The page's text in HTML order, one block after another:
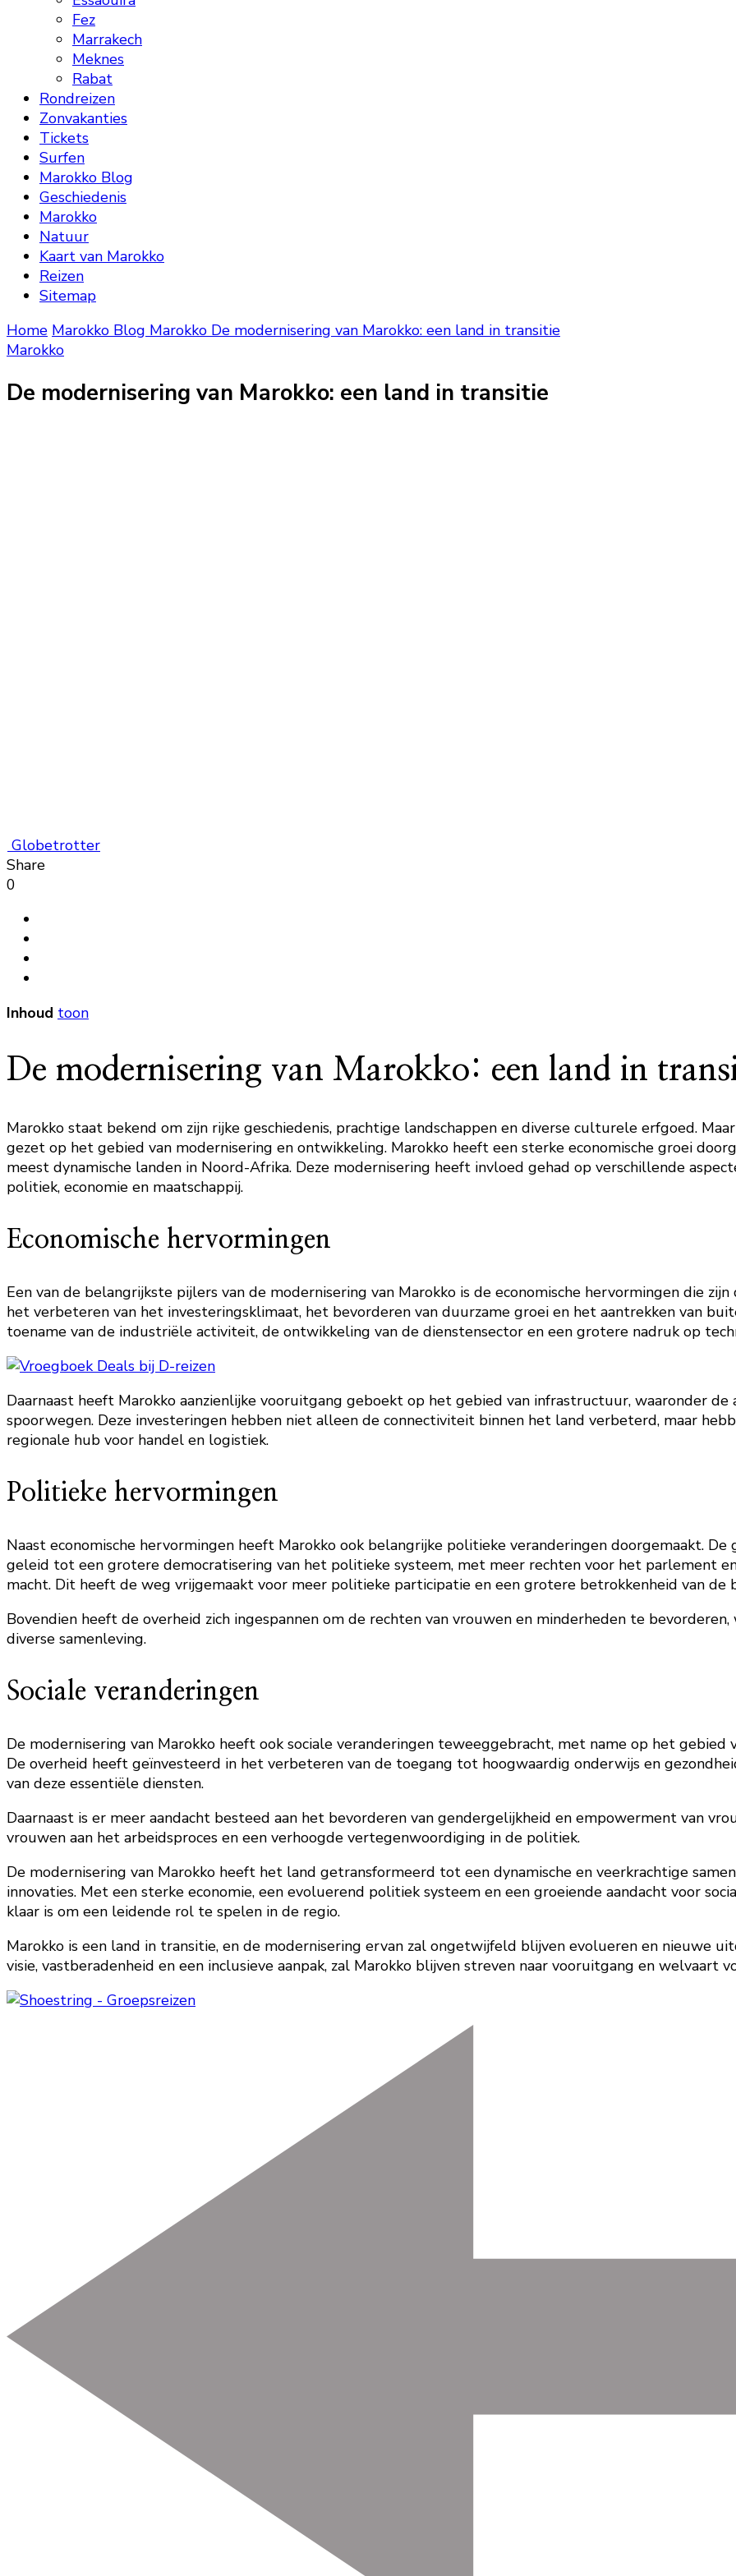
Fez
Marrakech
Meknes
Rabat
Rondreizen
Zonvakanties
Tickets
Surfen
Marokko Blog
Geschiedenis
Marokko
Natuur
Kaart van Marokko
Reizen
Sitemap
Home Marokko Blog Marokko De modernisering van Marokko: een land in transitie
Marokko
De modernisering van Marokko: een land in transitie
Globetrotter
Share
0
Inhoud toon
De modernisering van Marokko: een land in
Marokko staat bekend om zijn rijke geschiedenis, prachtige landschappen en diverse culturele erfgoed.
gezet op het gebied van modernisering en ontwikkeling. Marokko heeft een sterke economische groei
meest dynamische landen in Noord-Afrika. Deze modernisering heeft invloed gehad op verschillende
politiek, economie en maatschappij.
Economische hervormingen
Een van de belangrijkste pijlers van de modernisering van Marokko is de economische hervormingen die
het verbeteren van het investeringsklimaat, het bevorderen van duurzame groei en het aantrekken van
toename van de industriële activiteit, de ontwikkeling van de dienstensector en een grotere nadruk op
Daarnaast heeft Marokko aanzienlijke vooruitgang geboekt op het gebied van infrastructuur, waaronder de
spoorwegen. Deze investeringen hebben niet alleen de connectiviteit binnen het land verbeterd, maar
regionale hub voor handel en logistiek.
Politieke hervormingen
Naast economische hervormingen heeft Marokko ook belangrijke politieke veranderingen doorgemaakt.
geleid tot een grotere democratisering van het politieke systeem, met meer rechten voor het parlement
macht. Dit heeft de weg vrijgemaakt voor meer politieke participatie en een grotere betrokkenheid van de
Bovendien heeft de overheid zich ingespannen om de rechten van vrouwen en minderheden te
diverse samenleving.
Sociale veranderingen
De modernisering van Marokko heeft ook sociale veranderingen teweeggebracht, met name op het gebied
De overheid heeft geïnvesteerd in het verbeteren van de toegang tot hoogwaardig onderwijs en
van deze essentiële diensten.
Daarnaast is er meer aandacht besteed aan het bevorderen van gendergelijkheid en empowerment van
vrouwen aan het arbeidsproces en een verhoogde vertegenwoordiging in de politiek.
De modernisering van Marokko heeft het land getransformeerd tot een dynamische en veerkrachtige
innovaties. Met een sterke economie, een evoluerend politiek systeem en een groeiende aandacht voor
klaar is om een leidende rol te spelen in de regio.
Marokko is een land in transitie, en de modernisering ervan zal ongetwijfeld blijven evolueren en nieuwe
visie, vastberadenheid en een inclusieve aanpak, zal Marokko blijven streven naar vooruitgang en welvaart